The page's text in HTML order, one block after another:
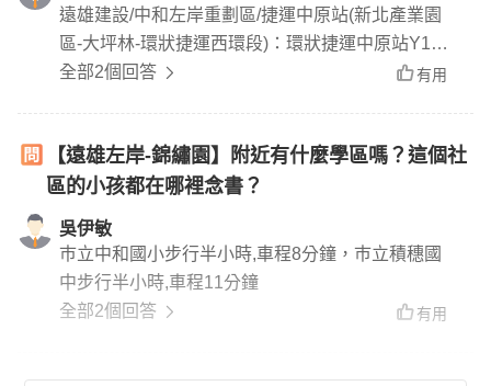
遠雄建設/中和左岸重劃區/捷運中原站(新北產業園
區-大坪林-環狀捷運西環段)：環狀捷運中原站Y14,
板南路510號,中原站木棧道可步行直通社區，左岸
全部2個回答 有用
【遠雄左岸-錦繡園】附近有什麼學區嗎？這個社
區的小孩都在哪裡念書？
吳伊敏
巿立中和國小步行半小時,車程8分鐘，巿立積穗國
中步行半小時,車程11分鐘
全部2個回答
有用